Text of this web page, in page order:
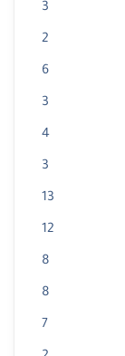
3
2
6
3
4
3
13
12
8
8
7